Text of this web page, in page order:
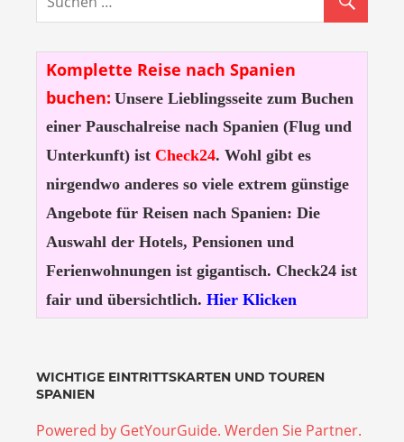
Komplette Reise nach Spanien
buchen: Unsere Lieblingsseite zum Buchen
einer Pauschalreise nach Spanien (Flug und
Unterkunft) ist Check24. Wohl gibt es
nirgendwo anderes so viele extrem günstige
Angebote für Reisen nach Spanien: Die
Auswahl der Hotels, Pensionen und
Ferienwohnungen ist gigantisch. Check24 ist
fair und übersichtlich. Hier Klicken
WICHTIGE EINTRITTSKARTEN UND TOUREN
SPANIEN
Powered by GetYourGuide. Werden Sie Partner.